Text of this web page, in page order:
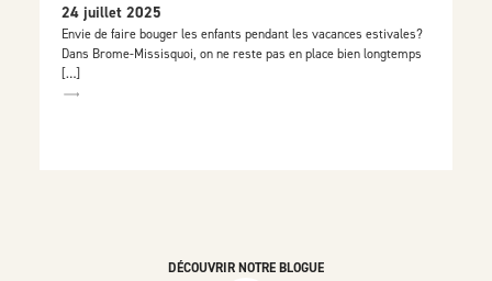
24 juillet 2025
Envie de faire bouger les enfants pendant les vacances estivales?
Dans Brome-Missisquoi, on ne reste pas en place bien longtemps
[…]
DÉCOUVRIR NOTRE BLOGUE